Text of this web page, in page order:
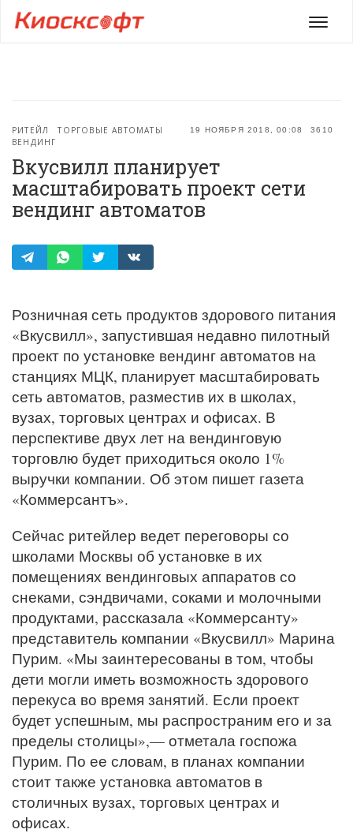
Меню
19 НОЯБРЯ 2018, 00:08 3610
РИТЕЙЛ
ТОРГОВЫЕ АВТОМАТЫ
ВЕНДИНГ
Вкусвилл планирует
масштабировать проект сети
вендинг автоматов
Розничная сеть продуктов здорового питания
«Вкусвилл», запустившая недавно пилотный
проект по установке вендинг автоматов на
станциях МЦК, планирует масштабировать
сеть автоматов, разместив их в школах,
вузах, торговых центрах и офисах. В
перспективе двух лет на вендинговую
торговлю будет приходиться около 1%
выручки компании. Об этом пишет газета
«Коммерсантъ».
Сейчас ритейлер ведет переговоры со
школами Москвы об установке в их
помещениях вендинговых аппаратов со
снеками, сэндвичами, соками и молочными
продуктами, рассказала «Коммерсанту»
представитель компании «Вкусвилл» Марина
Пурим. «Мы заинтересованы в том, чтобы
дети могли иметь возможность здорового
перекуса во время занятий. Если проект
будет успешным, мы распространим его и за
пределы столицы»,— отметала госпожа
Пурим. По ее словам, в планах компании
стоит также установка автоматов в
столичных вузах, торговых центрах и
офисах.